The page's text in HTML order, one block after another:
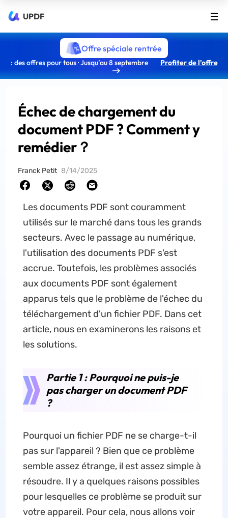
UPDF
Offre spéciale rentrée
: des offres pour tous · Jusqu’au 8 septembre Profiter de l’offre
Échec de chargement du
document PDF ? Comment y
remédier？
Franck Petit 8/14/2025
Les documents PDF sont couramment
utilisés sur le marché dans tous les grands
secteurs. Avec le passage au numérique,
l'utilisation des documents PDF s'est
accrue. Toutefois, les problèmes associés
aux documents PDF sont également
apparus tels que le problème de l'échec du
téléchargement d'un fichier PDF. Dans cet
article, nous en examinerons les raisons et
les solutions.
Partie 1 : Pourquoi ne puis-je
pas charger un document PDF
?
Pourquoi un fichier PDF ne se charge-t-il
pas sur l'appareil ? Bien que ce problème
semble assez étrange, il est assez simple à
résoudre. Il y a quelques raisons possibles
pour lesquelles ce problème se produit sur
votre appareil. Pour cela, nous allons voir